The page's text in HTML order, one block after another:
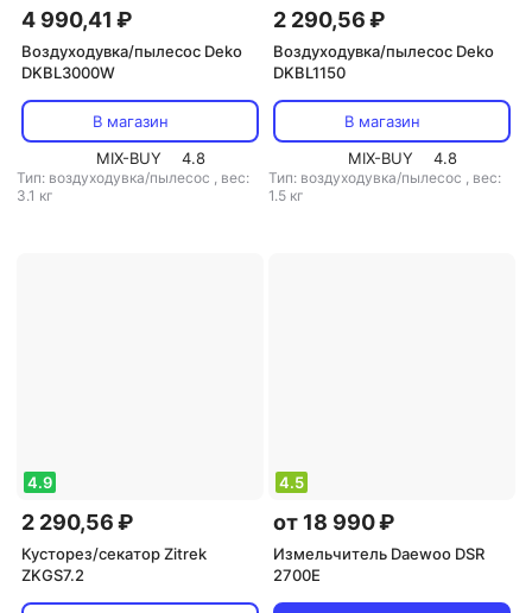
4 990,41 ₽
Воздуходувка/пылесос Deko
DKBL3000W
В магазин
MIX-BUY
4.8
Тип: воздуходувка/пылесос , вес:
3.1 кг
2 290,56 ₽
Воздуходувка/пылесос Deko
DKBL1150
В магазин
MIX-BUY
4.8
Тип: воздуходувка/пылесос , вес:
1.5 кг
4.9
2 290,56 ₽
Кусторез/секатор Zitrek
ZKGS7.2
4.5
от 18 990 ₽
Измельчитель Daewoo DSR
2700E